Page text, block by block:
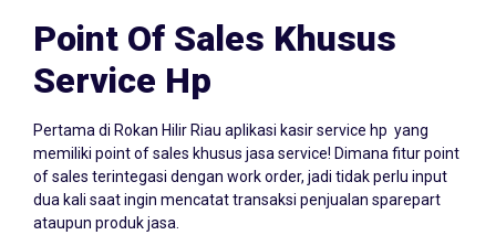
Point Of Sales Khusus
Service Hp
memiliki point of sales khusus jasa service! Dimana fitur point
of sales terintegasi dengan work order, jadi tidak perlu input
dua kali saat ingin mencatat transaksi penjualan sparepart
ataupun produk jasa.